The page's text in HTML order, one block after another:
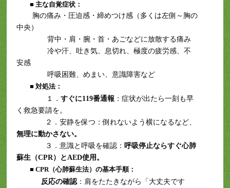
■ 主な自覚症状：
胸の痛み・圧迫感・締めつけ感（多くは左側～胸の
中央）
背中・肩・腕・首・あごなどに放散する痛み
冷や汗、吐き気、息切れ、極度の疲労感、不
安感
呼吸困難、めまい、意識障害など
■ 対処法：
１．すぐに119番通報 ：症状が出たら一刻も早
く救急要請を。
２．安静を保つ：倒れないよう横になるなど、
無理に動かさない。
３．意識と呼吸を確認： 呼吸停止ならすぐ心肺
蘇生（CPR）とAED使用。
■ CPR（心肺蘇生法）の基本手順：
反応の確認 ：肩をたたきながら「大丈夫です